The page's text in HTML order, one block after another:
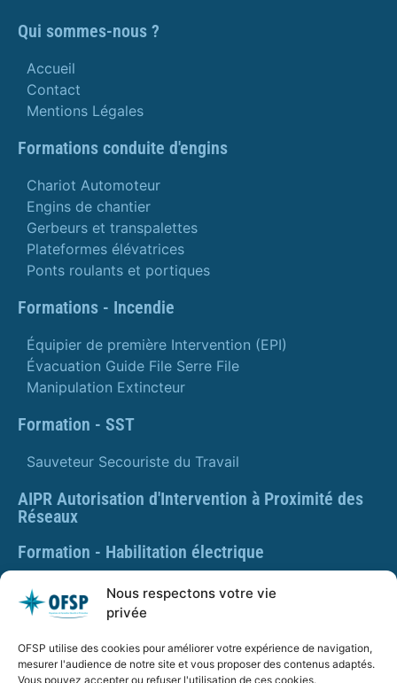
Nous respectons votre vie
privée
OFSP utilise des cookies pour améliorer votre expérience de navigation,
mesurer l'audience de notre site et vous proposer des contenus adaptés.
Vous pouvez accepter ou refuser l'utilisation de ces cookies.
Qui sommes-nous ?
Accueil
Contact
Mentions Légales
Formations conduite d'engins
Chariot Automoteur
Engins de chantier
Gerbeurs et transpalettes
Plateformes élévatrices
Ponts roulants et portiques
Formations - Incendie
Équipier de première Intervention (EPI)
Évacuation Guide File Serre File
Manipulation Extincteur
Formation - SST
Sauveteur Secouriste du Travail
AIPR Autorisation d'Intervention à Proximité des
Réseaux
Formation - Habilitation électrique
Formation - Gestes et postures
Formation Gestes et Postures - Prévention des TMS
PLAQUETTE DE PRÉSENTATION OFSP